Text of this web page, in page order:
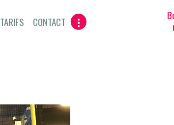
TARIFS CONTACT